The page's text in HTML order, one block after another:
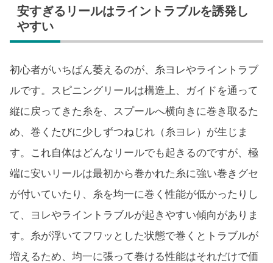
安すぎるリールはライントラブルを誘発し
やすい
初心者がいちばん萎えるのが、糸ヨレやライントラブ
ルです。スピニングリールは構造上、ガイドを通って
縦に戻ってきた糸を、スプールへ横向きに巻き取るた
め、巻くたびに少しずつねじれ（糸ヨレ）が生じま
す。これ自体はどんなリールでも起きるのですが、極
端に安いリールは最初から巻かれた糸に強い巻きグセ
が付いていたり、糸を均一に巻く性能が低かったりし
て、ヨレやライントラブルが起きやすい傾向がありま
す。糸が浮いてフワッとした状態で巻くとトラブルが
増えるため、均一に張って巻ける性能はそれだけで価